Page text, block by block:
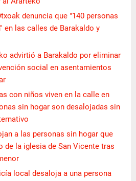
denuncia que "140 personas
en las calles de Barakaldo y
advirtió a Barakaldo por eliminar
social en asentamientos
con niños viven en la calle en
sin hogar son desalojadas sin
a las personas sin hogar que
de la iglesia de San Vicente tras
local desaloja a una persona